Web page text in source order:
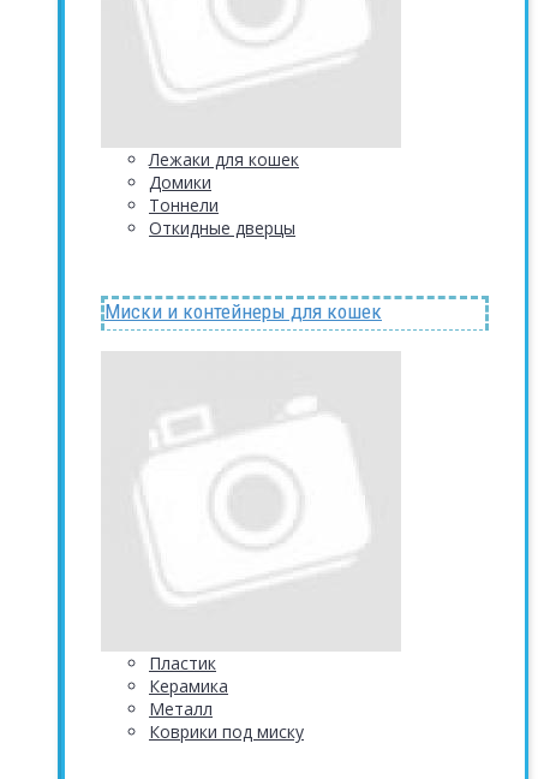
Лежаки для кошек
Домики
Тоннели
Откидные дверцы
Миски и контейнеры для кошек
Пластик
Керамика
Металл
Коврики под миску